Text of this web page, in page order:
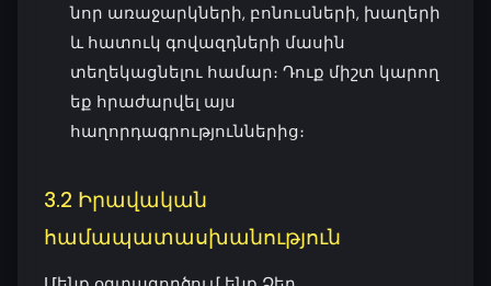
նոր առաջարկների, բոնուսների, խաղերի
և հատուկ գովազդների մասին
տեղեկացնելու համար։ Դուք միշտ կարող
եք հրաժարվել այս
հաղորդագրություններից։
3.2 Իրավական
համապատասխանություն